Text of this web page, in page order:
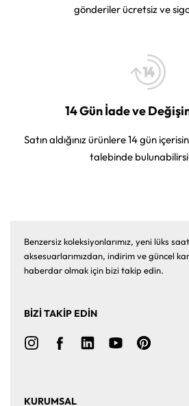
gönderiler ücretsiz ve
14 Gün İade ve
Satın aldığınız ürünlere 14 gün
talebinde
Benzersiz koleksiyonlarımız, yeni lüks
aksesuarlarımızdan, indirim ve güncel
haberdar olmak için bizi takip edin.
BİZİ TAKİP EDİN
KURUMSAL